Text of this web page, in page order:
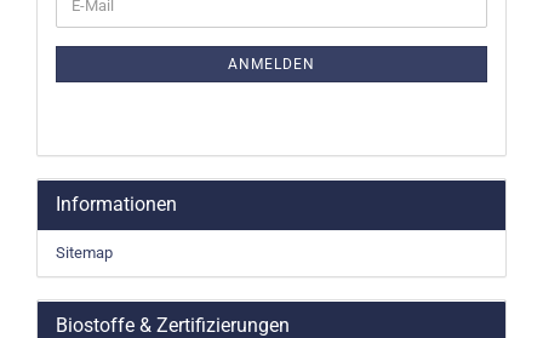
ZUR
Mail
ANMELDEN
Informationen
Sitemap
Biostoffe & Zertifizierungen